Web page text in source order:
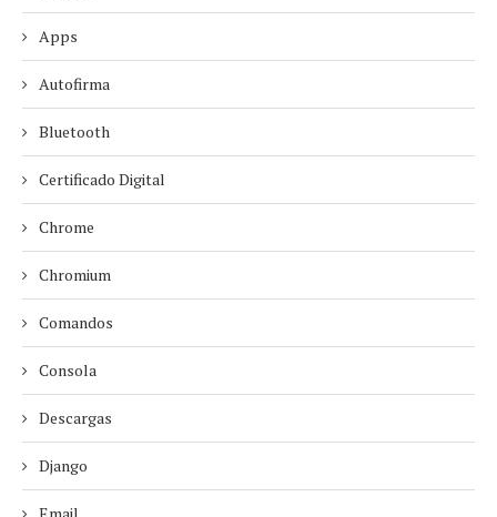
Apps
Autofirma
Bluetooth
Certificado Digital
Chrome
Chromium
Comandos
Consola
Descargas
Django